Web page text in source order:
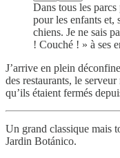
Dans tous les
pour les enfants et,
chiens. Je ne sais
! Couché ! » à ses
J’arrive en plein
des restaurants, le
qu’ils étaient fermés
Un grand classique mais
Jardin Botánico.